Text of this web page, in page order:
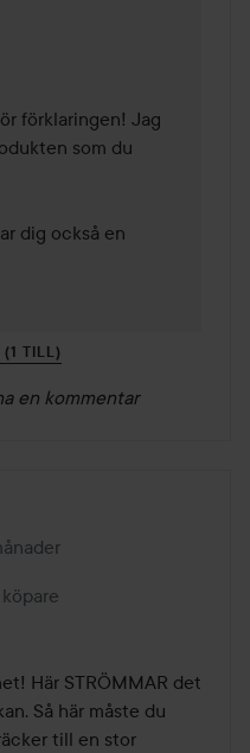
6 månader
förklaringen! Jag
som du
dig också en
(1 TILL)
en kommentar
Creator.
skapades 9 månader
Här STRÖMMAR det
Så här måste du
till en stor